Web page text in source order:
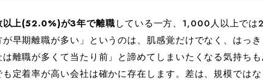
上(52.0%)が3年で離職している一方、1,000人以上では
早期離職が多い」というのは、肌感覚だけでなく、はっ
離職が多くて当たり前」と諦めてしまいたくなる気持ち
定着率が高い会社は確かに存在します。差は、規模では